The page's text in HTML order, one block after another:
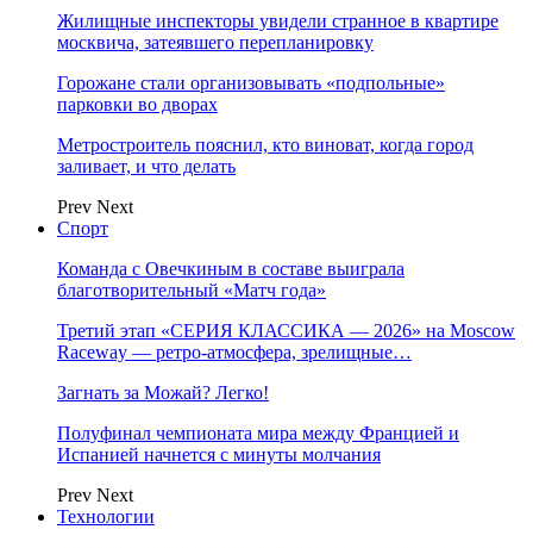
Жилищные инспекторы увидели странное в квартире
москвича, затеявшего перепланировку
Горожане стали организовывать «подпольные»
парковки во дворах
Метростроитель пояснил, кто виноват, когда город
заливает, и что делать
Prev Next
Спорт
Команда с Овечкиным в составе выиграла
благотворительный «Матч года»
Третий этап «СЕРИЯ КЛАССИКА — 2026» на Moscow
Raceway — ретро‑атмосфера, зрелищные…
Загнать за Можай? Легко!
Полуфинал чемпионата мира между Францией и
Испанией начнется с минуты молчания
Prev Next
Технологии